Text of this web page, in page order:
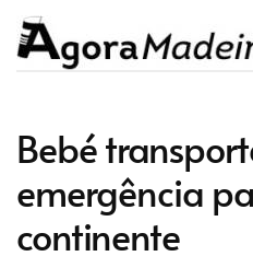
Bebé
emergência
continente